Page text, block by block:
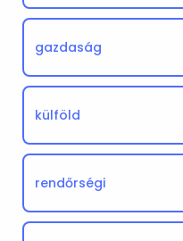
gazdaság
külföld
rendőrségi